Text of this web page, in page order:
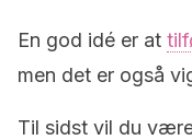
En god idé er at
men det er også
Til sidst vil du